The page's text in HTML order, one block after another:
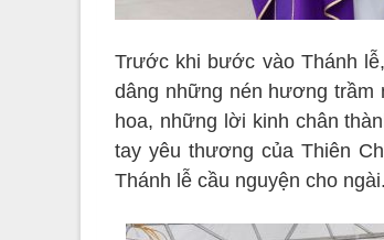
Trước khi bước vào Thánh
dâng những nén hương
hoa, những lời kinh chân
tay yêu thương của Thiên
Thánh lễ cầu nguyện cho ngài.